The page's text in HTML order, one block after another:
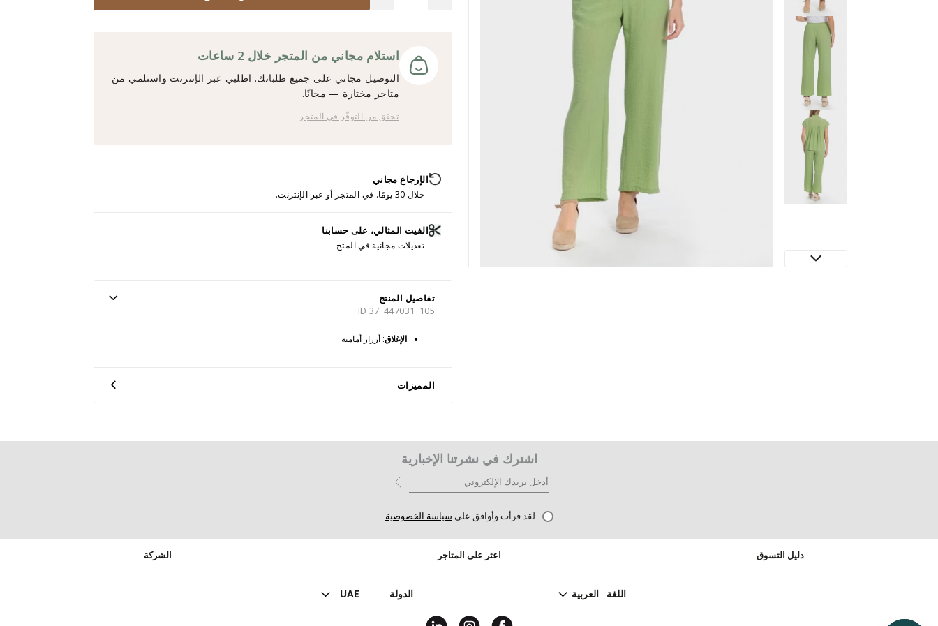
استلام مجاني من المتجر خلال 2 ساعات
التوصيل مجاني على جميع طلباتك. اطلبي عبر الإنترنت واستلمي من
متاجر مختارة — مجانًا.
تحقق من التوفّر في المتجر
الإرجاع مجاني
خلال 30 يومًا. في المتجر أو عبر الإنترنت.
الفيت المثالي، على حسابنا
تعديلات مجانية في المتج
تفاصيل المنتج
ID 37_447031_105
الإغلاق: أزرار أمامية
المميزات
اشترك في نشرتنا الإخبارية
لقد قرأت وأوافق على سياسة الخصوصية
دليل التسوق اعثر على المتاجر الشركة
اللغة العربية الدولة UAE